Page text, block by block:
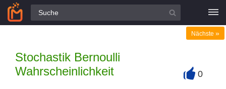
Alle Fragen
Stochastik Bernoulli
Wahrscheinlichkeit
Nächste »
0